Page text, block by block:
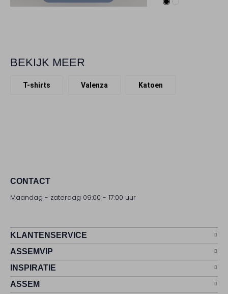
BEKIJK MEER
T-shirts Valenza Katoen
CONTACT
Maandag - zaterdag 09:00 - 17:00 uur
KLANTENSERVICE
ASSEMVIP
INSPIRATIE
ASSEM